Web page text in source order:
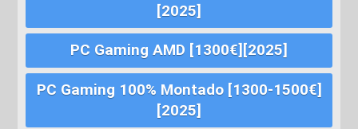
[2025]
PC Gaming AMD [1300€][2025]
PC Gaming 100% Montado [1300-1500€]
[2025]